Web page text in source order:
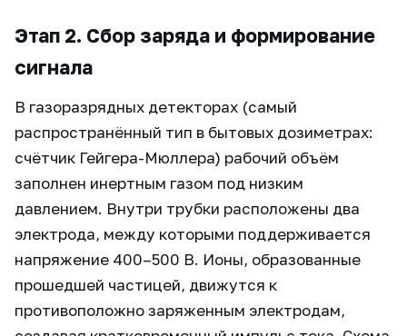
Этап 2. Сбор заряда и формирование
сигнала
В газоразрядных детекторах (самый
распространённый тип в бытовых дозиметрах:
счётчик Гейгера-Мюллера) рабочий объём
заполнен инертным газом под низким
давлением. Внутри трубки расположены два
электрода, между которыми поддерживается
напряжение 400–500 В. Ионы, образованные
прошедшей частицей, движутся к
противоположно заряженным электродам,